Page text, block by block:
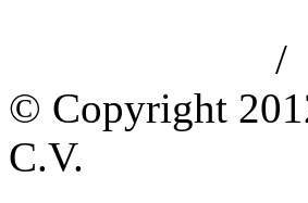
/
© Copyright
C.V.